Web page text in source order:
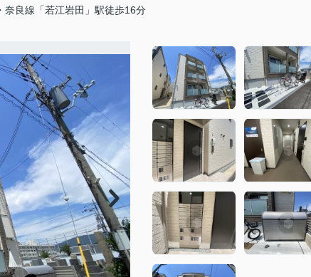
奈良線「若江岩田」駅徒歩16分